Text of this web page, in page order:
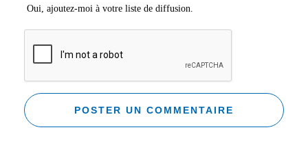
Oui, ajoutez-moi à votre liste de diffusion.